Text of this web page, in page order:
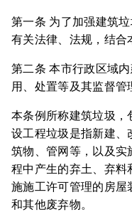
第一条 为了加强建筑
有关法律、法规，结合
第二条 本市行政区域
用、处置等及其监督管
本条例所称建筑垃圾，
设工程垃圾是指新建、
筑物、管网等，以及实
程中产生的弃土、弃
施施工许可管理的房
和其他废弃物。